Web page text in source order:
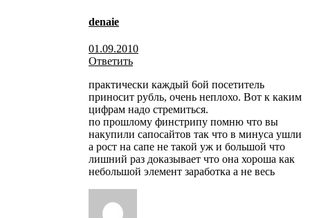
denaie
01.09.2010
Ответить
практически каждый 6ой посетитель
приносит рубль, очень неплохо. Вот к каким
цифрам надо стремиться.
по прошлому финстрипу помню что вы
накупили сапосайтов так что в минуса ушли
а рост на сапе не такой уж и большой что
лишний раз доказывает что она хороша как
небольшой элемент заработка а не весь